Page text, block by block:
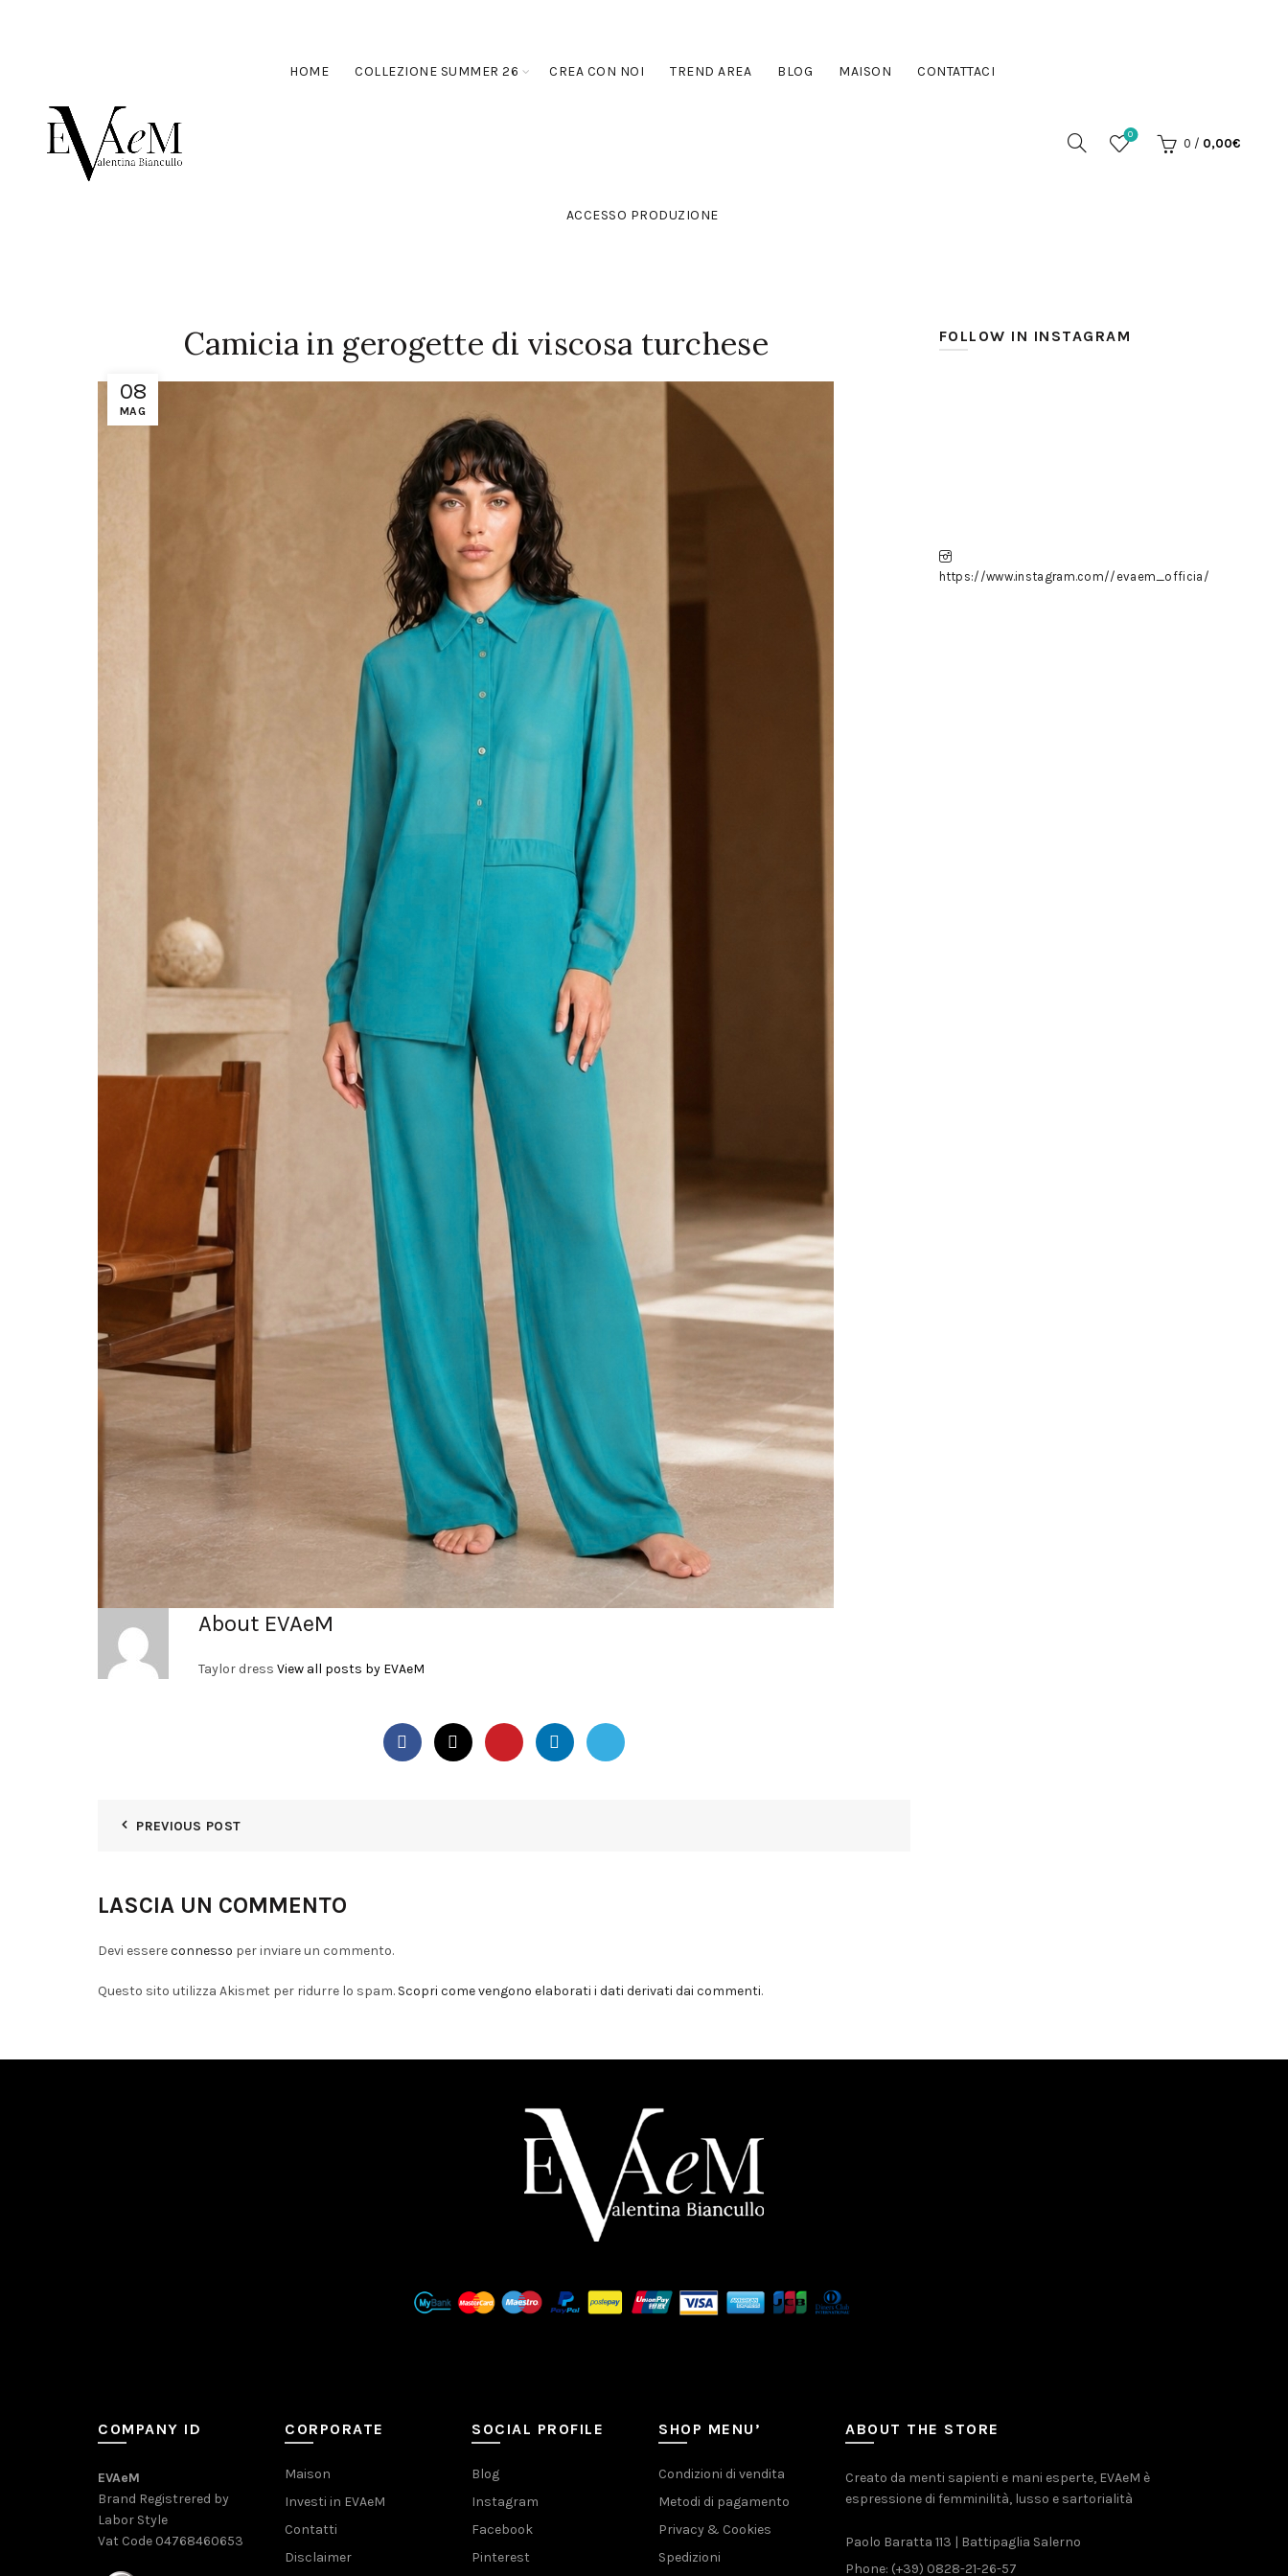
HOME COLLEZIONE SUMMER 26 CREA CON NOI TREND AREA BLOG MAISON CONTATTACI
ACCESSO PRODUZIONE
0
0 / 0,00€
08
MAG
Camicia in gerogette di viscosa turchese
About EVAeM
Taylor dress View all posts by EVAeM
PREVIOUS POST
LASCIA UN COMMENTO
Devi essereconnesso per inviare un commento.
Questo sito utilizza Akismet per ridurre lo spam. Scopri come vengono elaborati i dati derivati dai commenti.
FOLLOW IN INSTAGRAM
https://www.instagram.com//evaem_officia/
COMPANY ID
EVAeM
Brand Registrered by
Labor Style
Vat Code 04768460653
CORPORATE
Maison
Investi in EVAeM
Contatti
Disclaimer
SOCIAL PROFILE
Blog
Instagram
Facebook
Pinterest
SHOP MENU’
Condizioni di vendita
Metodi di pagamento
Privacy & Cookies
Spedizioni
ABOUT THE STORE
Creato da menti sapienti e mani esperte, EVAeM è
espressione di femminilità, lusso e sartorialità
Paolo Baratta 113 | Battipaglia Salerno
Phone: (+39) 0828-21-26-57